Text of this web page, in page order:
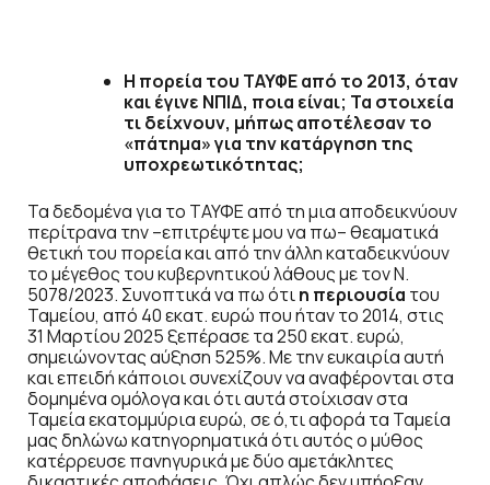
Η πορεία του ΤΑΥΦΕ από το 2013, όταν
και έγινε ΝΠΙΔ, ποια είναι; Τα στοιχεία
τι δείχνουν, μήπως αποτέλεσαν το
«πάτημα» για την κατάργηση της
υποχρεωτικότητας;
Τα δεδομένα για το ΤΑΥΦΕ από τη μια αποδεικνύουν
περίτρανα την –επιτρέψτε μου να πω– θεαματικά
θετική του πορεία και από την άλλη καταδεικνύουν
το μέγεθος του κυβερνητικού λάθους με τον Ν.
5078/2023. Συνοπτικά να πω ότιη περιουσία του
Ταμείου, από 40 εκατ. ευρώ που ήταν το 2014, στις
31 Μαρτίου 2025 ξεπέρασε τα 250 εκατ. ευρώ,
σημειώνοντας αύξηση 525%. Με την ευκαιρία αυτή
και επειδή κάποιοι συνεχίζουν να αναφέρονται στα
δομημένα ομόλογα και ότι αυτά στοίχισαν στα
Ταμεία εκατομμύρια ευρώ, σε ό,τι αφορά τα Ταμεία
μας δηλώνω κατηγορηματικά ότι αυτός ο μύθος
κατέρρευσε πανηγυρικά με δύο αμετάκλητες